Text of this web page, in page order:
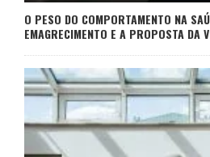
O PESO DO COMPORTAMENTO NA
EMAGRECIMENTO E A PROPOSTA DA